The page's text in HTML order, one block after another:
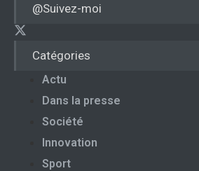
Catégories
Actu
Dans la presse
Société
Innovation
Sport
@Suivez-moi